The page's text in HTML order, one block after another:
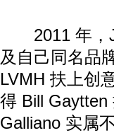
2011 年，
及自己同名品
LVMH 扶上创
得 Bill Gaytten
Galliano 实属